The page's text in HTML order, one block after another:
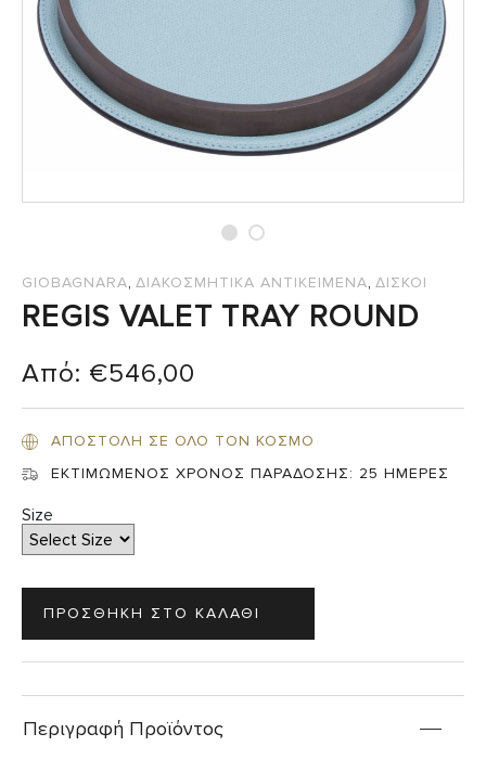
GIOBAGNARA, ΔΙΑΚΟΣΜΗΤΙΚΑ ΑΝΤΙΚΕΙΜΕΝΑ, ΔΙΣΚΟΙ
REGIS VALET TRAY ROUND
Από: €546,00
ΑΠΟΣΤΟΛΗ ΣΕ ΟΛΟ ΤΟΝ ΚΟΣΜΟ
ΕΚΤΙΜΩΜΕΝΟΣ ΧΡΟΝΟΣ ΠΑΡΑΔΟΣΗΣ: 25 ΗΜΕΡΕΣ
Size
Περιγραφή Προϊόντος